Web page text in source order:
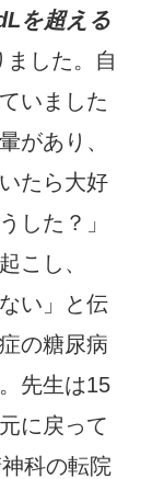
を超える
した。 自
いました
があり、
たら大好
した？」
こし、
い」と伝
の糖尿病
先生は15
に戻って
科の転院